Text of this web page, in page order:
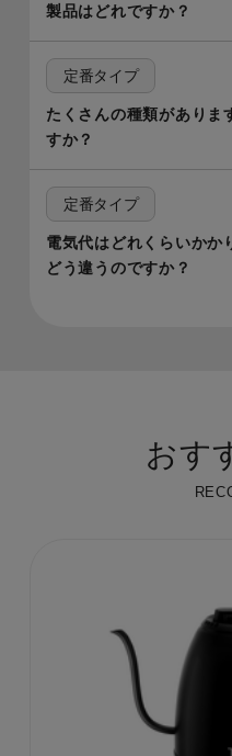
製品はどれですか？
定番タイプ
たくさんの種類がありま
すか？
定番タイプ
電気代はどれくらいかか
どう違うのですか？​
おす